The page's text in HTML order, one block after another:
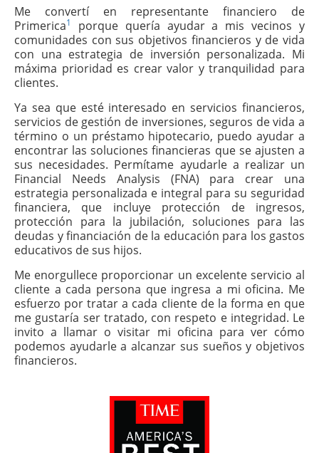
Me convertí en representante financiero de
Primerica1
porque quería ayudar a mis vecinos y
comunidades con sus objetivos financieros y de vida
con una estrategia de inversión personalizada. Mi
máxima prioridad es crear valor y tranquilidad para
clientes.
Ya sea que esté interesado en servicios financieros,
servicios de gestión de inversiones, seguros de vida a
término o un préstamo hipotecario, puedo ayudar a
encontrar las soluciones financieras que se ajusten a
sus necesidades. Permítame ayudarle a realizar un
Financial Needs Analysis (FNA) para crear una
estrategia personalizada e integral para su seguridad
financiera, que incluye protección de ingresos,
protección para la jubilación, soluciones para las
deudas y financiación de la educación para los gastos
educativos de sus hijos.
Me enorgullece proporcionar un excelente servicio al
cliente a cada persona que ingresa a mi oficina. Me
esfuerzo por tratar a cada cliente de la forma en que
me gustaría ser tratado, con respeto e integridad. Le
invito a llamar o visitar mi oficina para ver cómo
podemos ayudarle a alcanzar sus sueños y objetivos
financieros.